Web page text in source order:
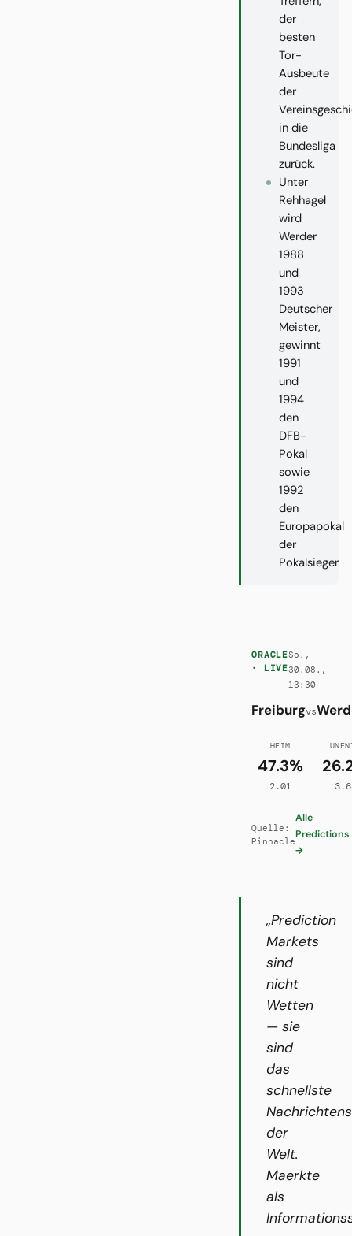
der
besten
Tor-
Ausbeute
der
in die
Bundesliga
zurück.
Unter
Rehhagel
wird
Werder
1988
und
1993
Deutscher
Meister,
gewinnt
1991
und
1994
den
DFB-
Pokal
sowie
1992
den
Europapokal
der
Pokalsieger.
ORACLE
· LIVE
So.,
30.08.,
13:30
Freiburgvs
HEIM
47.3%
2.01
Quelle:
Pinnacle
Alle
Predictions
→
„Prediction
Markets
sind
nicht
Wetten
— sie
sind
das
schnellste
der
Welt.
Maerkte
als